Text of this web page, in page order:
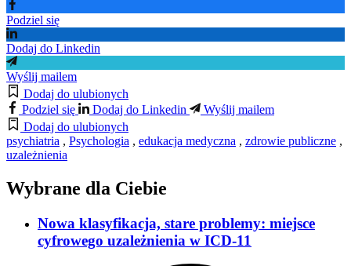
Podziel się
Dodaj do Linkedin
Wyślij mailem
Dodaj do ulubionych
Podziel się
Dodaj do Linkedin
Wyślij mailem
Dodaj do ulubionych
psychiatria , Psychologia , edukacja medyczna , zdrowie publiczne ,
uzależnienia
Wybrane dla Ciebie
Nowa klasyfikacja, stare problemy: miejsce
cyfrowego uzależnienia w ICD-11